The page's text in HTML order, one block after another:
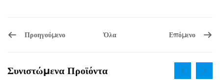
Προηγούμενο Όλα Επόμενο
Συνιστώμενα Προϊόντα